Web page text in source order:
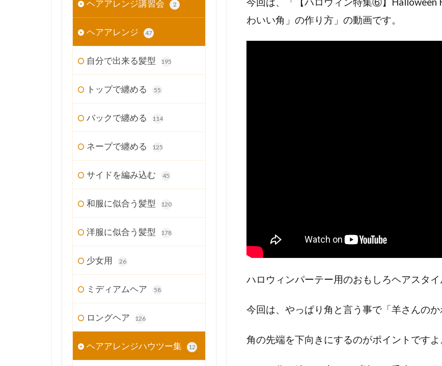
わいい角」の作り方」の動画です。
ハロウィンパーテー用のおもしろヘアスタイ
今回は、やっぱり角と言う事で「羊さんの
角の先端を下向きにするのがポイントですよ
ヘアアレンジ講習会 2
ヘアアレンジ 47
自分で出来る髪型 195
トップで纏める 55
バックで纏める 114
ネープで纏める 125
サイドを編み込む 45
和服に似合う髪型 120
洋服に似合う髪型 178
少女用 26
ミディアムヘア 58
ロングヘア 126
ヘアアレンジハウツー集 12